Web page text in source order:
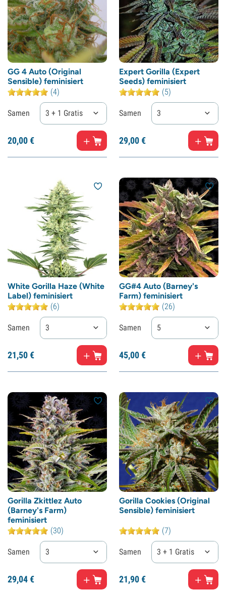
GG 4 Auto (Original
Sensible) feminisiert
(4)
Samen 3 + 1 Gratis
20,00€
Expert Gorilla (Expert
Seeds) feminisiert
(5)
Samen 3
29,00€
White Gorilla Haze (White
Label) feminisiert
(6)
Samen 3
21,50€
GG#4 Auto (Barney's
Farm) feminisiert
(26)
Samen 5
45,00€
Gorilla Zkittlez Auto
(Barney's Farm)
feminisiert
(30)
Samen 3
29,04€
Gorilla Cookies (Original
Sensible) feminisiert
(7)
Samen 3 + 1 Gratis
21,90€